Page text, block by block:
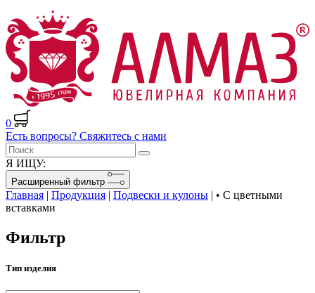
0
Есть вопросы? Свяжитесь с нами
Я ИЩУ:
Расширенный фильтр
Главная | Продукция | Подвески и кулоны | • С цветными
вставками
Фильтр
Тип изделия